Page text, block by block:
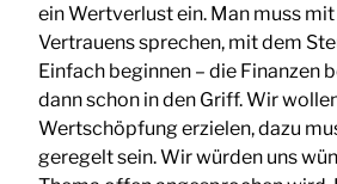
ein Wertverlust ein. Man muss
Vertrauens sprechen, mit dem
Einfach beginnen – die Finanzen
dann schon in den Griff. Wir
Wertschöpfung erzielen, dazu
geregelt sein. Wir würden uns